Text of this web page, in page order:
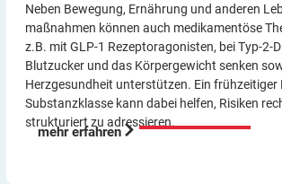
Neben Bewegung, Ernährung und anderen
maßnahmen können auch medikamentöse
z.B. mit GLP-1 Rezeptor­agonisten, bei Typ-2-
Blutzucker und das Körper­gewicht senken
Herzgesundheit unterstützen. Ein frühzeitiger
Substanzklasse kann dabei helfen, Risiken
strukturiert zu adressieren.
mehr erfahren